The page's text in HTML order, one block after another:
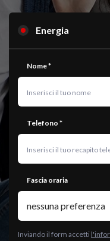
Ci sono degli errori.
Nome *
Telefono *
Fascia oraria
Inviando il form accetti